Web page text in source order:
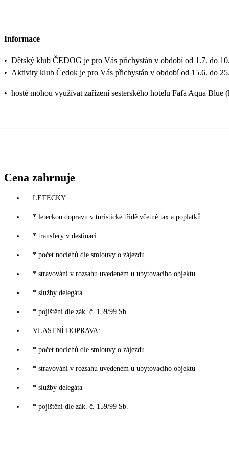
Informace
• Dětský klub ČEDOG je pro Vás přichystán v období od 1.7. do
• Aktivity klub Čedok je pro Vás přichystán v období od 15.6. do
• hosté mohou využívat zařízení sesterského hotelu Fafa Aqua Blue
Cena zahrnuje
LETECKY:
* leteckou dopravu v turistické třídě včetně tax a poplatků
* transfery v destinaci
* počet noclehů dle smlouvy o zájezdu
* stravování v rozsahu uvedeném u ubytovacího objektu
* služby delegáta
* pojištění dle zák. č. 159/99 Sb.
VLASTNÍ DOPRAVA:
* počet noclehů dle smlouvy o zájezdu
* stravování v rozsahu uvedeném u ubytovacího objektu
* služby delegáta
* pojištění dle zák. č. 159/99 Sb.